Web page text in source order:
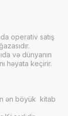
operativ satış
və dünyanın
həyata keçirir.
ən böyük kitab